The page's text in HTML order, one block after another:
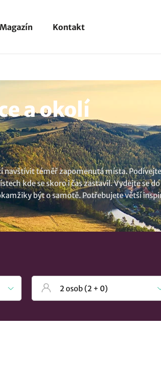
Magazín Kontakt
a okolí
téměř zapomenutá místa. Podívejte
kde se skoro i čas zastavil. Vydejte se
být o samotě. Potřebujete větší